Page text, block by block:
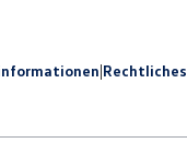
|Rechtliches